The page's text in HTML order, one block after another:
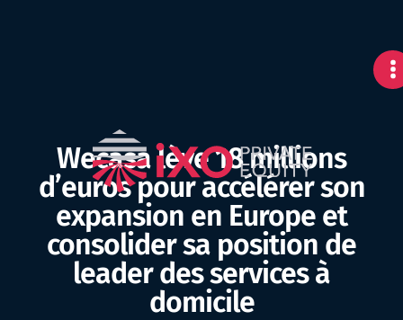
Wecasa lève 18 millions
d’euros pour accélérer son
expansion en Europe et
consolider sa position de
leader des services à
domicile